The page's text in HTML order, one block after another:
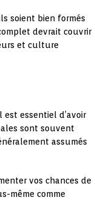
soient bien formés
devrait couvrir
et culture
essentiel d’avoir
sont souvent
assumés
vos chances de
même comme